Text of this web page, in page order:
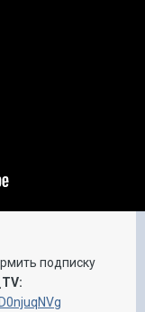
подписку